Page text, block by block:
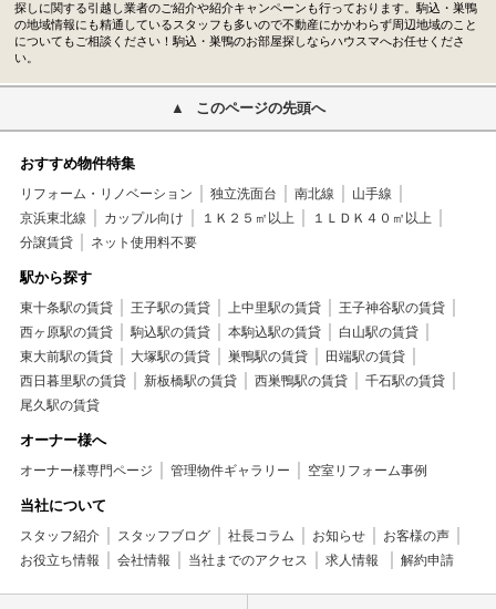
探しに関する引越し業者のご紹介や紹介キャンペーンも行っております。駒込・巣鴨
の地域情報にも精通しているスタッフも多いので不動産にかかわらず周辺地域のこと
についてもご相談ください！駒込・巣鴨のお部屋探しならハウスマへお任せくださ
い。
このページの先頭へ
おすすめ物件特集
リフォーム・リノベーション 独立洗面台 南北線
山手線
京浜東北線
カップル向け １Ｋ２５㎡以上
１ＬＤＫ４０㎡以上
分譲賃貸
ネット使用料不要
駅から探す
東十条駅の賃貸 王子駅の賃貸 上中里駅の賃貸
王子神谷駅の賃貸
西ヶ原駅の賃貸
駒込駅の賃貸 本駒込駅の賃貸
白山駅の賃貸
東大前駅の賃貸
大塚駅の賃貸 巣鴨駅の賃貸
田端駅の賃貸
西日暮里駅の賃貸
新板橋駅の賃貸 西巣鴨駅の賃貸
千石駅の賃貸
尾久駅の賃貸
オーナー様へ
オーナー様専門ページ 管理物件ギャラリー 空室リフォーム事例
当社について
スタッフ紹介 スタッフブログ 社長コラム お知らせ
お客様の声
お役立ち情報
会社情報 当社までのアクセス 求人情報 解約申請